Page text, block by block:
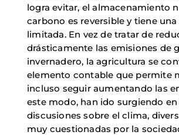
logra evitar, el almacenamiento
carbono es reversible y tiene
limitada. En vez de tratar de
drásticamente las emisiones de
invernadero, la agricultura se
elemento contable que permite
incluso seguir aumentando las
este modo, han ido surgiendo
discusiones sobre el clima,
muy cuestionadas por la